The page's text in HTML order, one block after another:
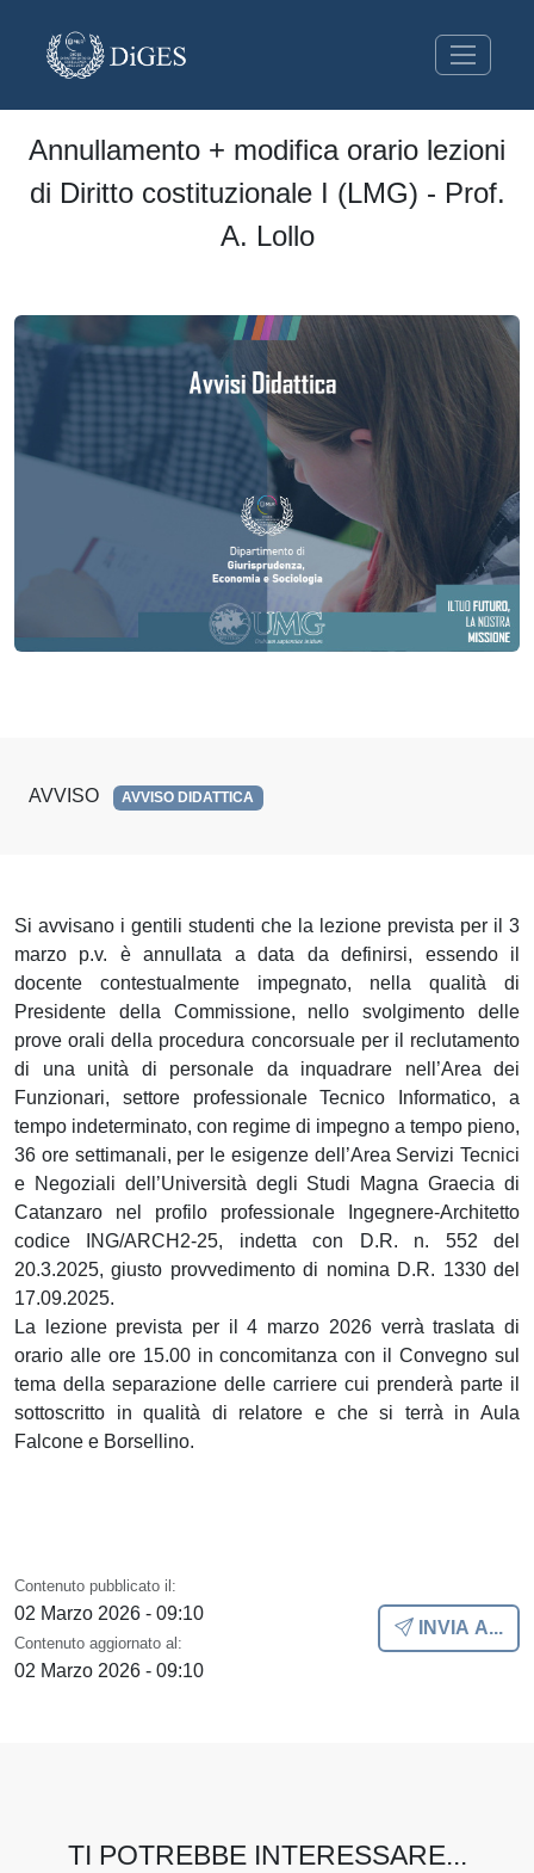
Annullamento + modifica orario lezioni
di Diritto costituzionale I (LMG) - Prof.
A. Lollo
AVVISO AVVISO DIDATTICA
Si avvisano i gentili studenti che la lezione prevista per il 3
marzo p.v. è annullata a data da definirsi, essendo il
docente contestualmente impegnato, nella qualità di
Presidente della Commissione, nello svolgimento delle
prove orali della procedura concorsuale per il reclutamento
di una unità di personale da inquadrare nell’Area dei
Funzionari, settore professionale Tecnico Informatico, a
tempo indeterminato, con regime di impegno a tempo pieno,
36 ore settimanali, per le esigenze dell’Area Servizi Tecnici
e Negoziali dell’Università degli Studi Magna Graecia di
Catanzaro nel profilo professionale Ingegnere-Architetto
codice ING/ARCH2-25, indetta con D.R. n. 552 del
20.3.2025, giusto provvedimento di nomina D.R. 1330 del
17.09.2025.
La lezione prevista per il 4 marzo 2026 verrà traslata di
orario alle ore 15.00 in concomitanza con il Convegno sul
tema della separazione delle carriere cui prenderà parte il
sottoscritto in qualità di relatore e che si terrà in Aula
Falcone e Borsellino.
Contenuto pubblicato il:
02 Marzo 2026 - 09:10
Contenuto aggiornato al:
02 Marzo 2026 - 09:10
INVIA A...
TI POTREBBE INTERESSARE...